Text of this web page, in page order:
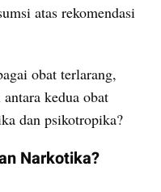
atas rekomendasi
obat terlarang,
kedua obat
dan psikotropika?
Narkotika?